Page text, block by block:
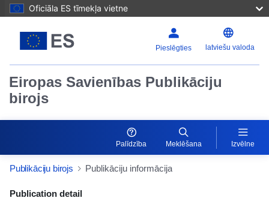
Oficiāla ES tīmekļa vietne
Pieslēgties latviešu valoda
Eiropas Savienības Publikāciju
birojs
Palīdzība Meklēšana Izvēlne
Publikāciju birojs Publikāciju informācija
Publication Detail Actions Portlet
Publication detail